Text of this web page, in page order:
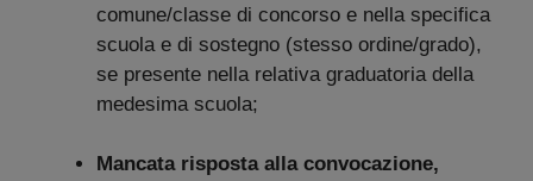
comune/classe di concorso e nella specifica
scuola e di sostegno (stesso ordine/grado),
se presente nella relativa graduatoria della
medesima scuola;
Mancata risposta alla convocazione,